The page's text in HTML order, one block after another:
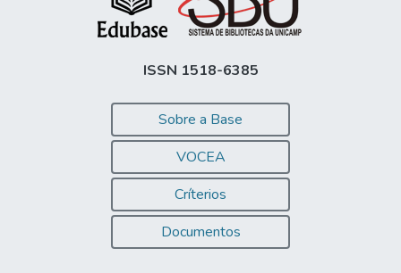
ISSN 1518-6385
Sobre a Base
VOCEA
Críterios
Documentos